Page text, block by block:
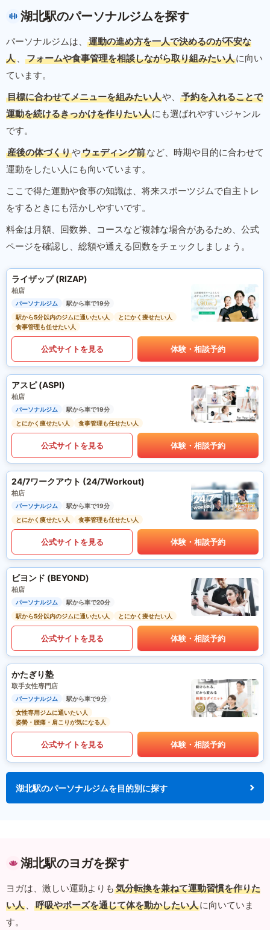
湖北駅のパーソナルジムを探す
パーソナルジムは、
運動の進め方を一人で決めるのが不安な
人 、 フォームや食事管理を相談しながら取り組みたい人に向い
ています。
目標に合わせてメニューを組みたい人や、
予約を入れることで
運動を続けるきっかけを作りたい人にも選ばれやすいジャンル
です。
産後の体づくりやウェディング前など、時期や目的に合わせて
運動をしたい人にも向いています。
ここで得た運動や食事の知識は、将来スポーツジムで自主トレ
をするときにも活かしやすいです。
料金は月額、回数券、コースなど複雑な場合があるため、公式
ページを確認し、総額や通える回数をチェックしましょう。
ライザップ (RIZAP)
柏店
パーソナルジム
駅から車で19分
駅から5分以内のジムに通いたい人
とにかく痩せたい人
食事管理も任せたい人
公式サイトを見る 体験・相談予約
アスピ (ASPI)
柏店
パーソナルジム
駅から車で19分
とにかく痩せたい人
食事管理も任せたい人
公式サイトを見る 体験・相談予約
24/7ワークアウト (24/7Workout)
柏店
パーソナルジム
駅から車で19分
とにかく痩せたい人
食事管理も任せたい人
公式サイトを見る 体験・相談予約
ビヨンド (BEYOND)
柏店
パーソナルジム
駅から車で20分
駅から5分以内のジムに通いたい人
とにかく痩せたい人
公式サイトを見る 体験・相談予約
かたぎり塾
取手女性専門店
パーソナルジム
駅から車で9分
女性専用ジムに通いたい人
姿勢・腰痛・肩こりが気になる人
公式サイトを見る 体験・相談予約
湖北駅のパーソナルジムを目的別に探す
湖北駅のヨガを探す
ヨガは、激しい運動よりも 気分転換を兼ねて運動習慣を作りた
い人 、 呼吸やポーズを通じて体を動かしたい人に向いていま
す。